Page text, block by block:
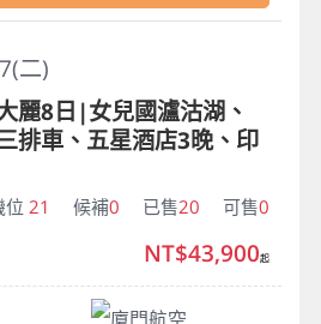
二)
麗8日|女兒國瀘沽湖、
排車、五星酒店3晚、印
位 21 候補0 已售20 可售0
NT$43,900起